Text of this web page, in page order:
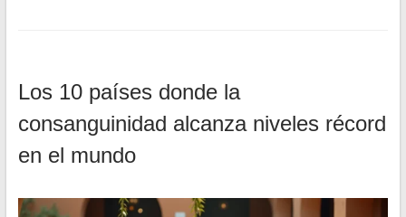
Los 10 países donde la
consanguinidad alcanza niveles récord
en el mundo